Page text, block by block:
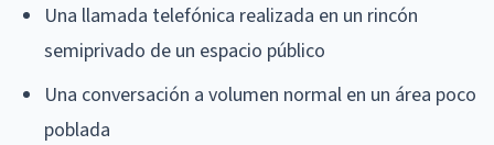
Una llamada telefónica realizada en un rincón
semiprivado de un espacio público
Una conversación a volumen normal en un área poco
poblada